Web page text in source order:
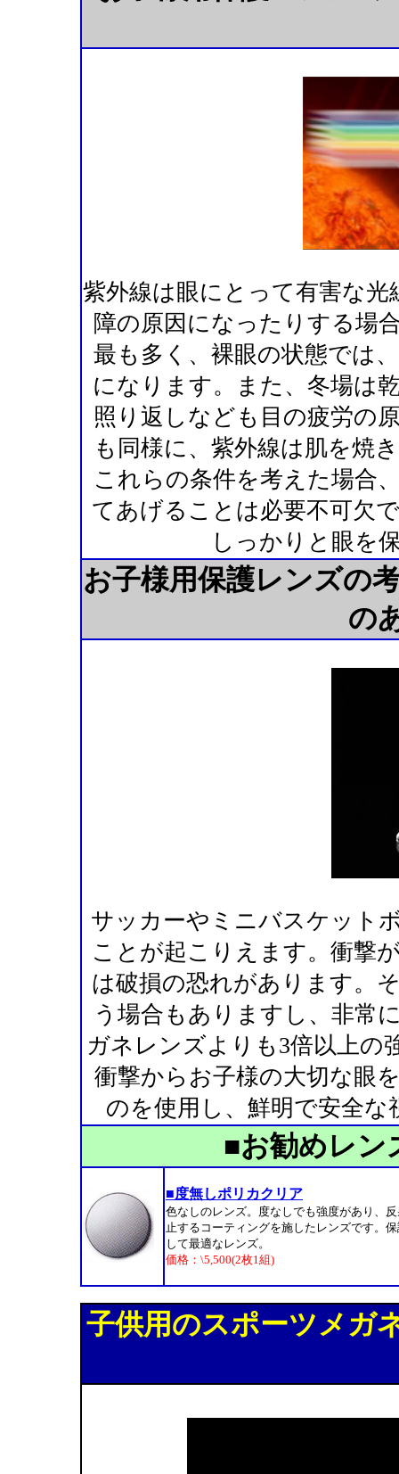
紫外線は眼にとって有害な
障の原因になったりする場
最も多く、裸眼の状態では
になります。また、冬場は
照り返しなども目の疲労の
も同様に、紫外線は肌を焼
これらの条件を考えた場合
てあげることは必要不可欠
しっかりと眼を
お子様用保護レンズの
の
サッカーやミニバスケット
ことが起こりえます。衝撃
は破損の恐れがあります。
う場合もありますし、非常
ガネレンズよりも3倍以上の
衝撃からお子様の大切な眼
のを使用し、鮮明で安全
■お勧めレン
■度無しポリカクリア
色なしのレンズ。度なしでも強度があり、
止するコーティングを施したレンズです。
して最適なレンズ。
価格：\5,500(2枚1組)
子供用のスポーツメガ